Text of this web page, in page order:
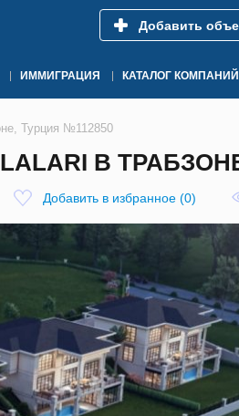
Добавить
ИММИГРАЦИЯ КАТАЛОГ КОМПАНИЙ
Турция №112850
В
Добавить в избранное (0)